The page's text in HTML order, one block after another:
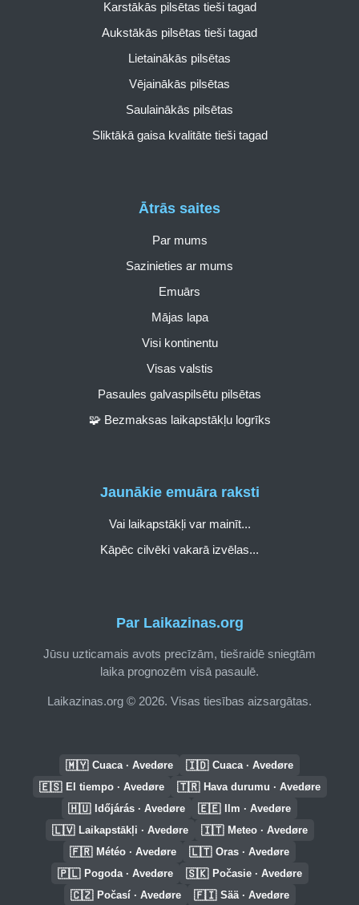
Par Laikazinas.org
Jūsu uzticamais avots precīzām, tiešraidē sniegtām
laika prognozēm visā pasaulē.
Laikazinas.org © 2026. Visas tiesības aizsargātas.
Ātrās saites
Par mums
Sazinieties ar mums
Emuārs
Mājas lapa
Visi kontinentu
Visas valstis
Pasaules galvaspilsētu pilsētas
🧩 Bezmaksas laikapstākļu logrīks
Karstākās pilsētas tieši tagad
Aukstākās pilsētas tieši tagad
Lietainākās pilsētas
Vējainākās pilsētas
Saulainākās pilsētas
Sliktākā gaisa kvalitāte tieši tagad
Jaunākie emuāra raksti
Vai laikapstākļi var mainīt...
Kāpēc cilvēki vakarā izvēlas...
🇲🇾 Cuaca · Avedøre 🇮🇩 Cuaca · Avedøre
🇪🇸 El tiempo · Avedøre 🇹🇷 Hava durumu · Avedøre
🇭🇺 Időjárás · Avedøre 🇪🇪 Ilm · Avedøre
🇱🇻 Laikapstākļi · Avedøre 🇮🇹 Meteo · Avedøre
🇫🇷 Météo · Avedøre 🇱🇹 Oras · Avedøre
🇵🇱 Pogoda · Avedøre 🇸🇰 Počasie · Avedøre
🇨🇿 Počasí · Avedøre 🇫🇮 Sää · Avedøre